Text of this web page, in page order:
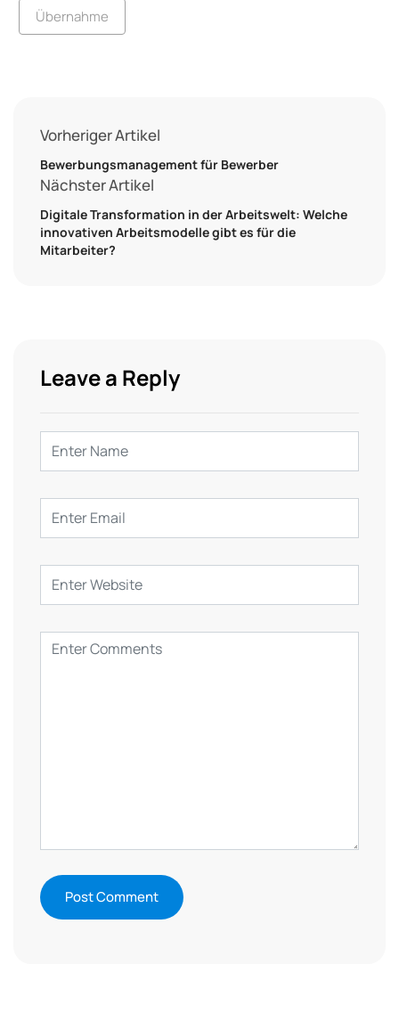
Übernahme
Vorheriger Artikel
Bewerbungsmanagement für Bewerber
Nächster Artikel
Digitale Transformation in der Arbeitswelt: Welche
innovativen Arbeitsmodelle gibt es für die
Mitarbeiter?
Leave a Reply